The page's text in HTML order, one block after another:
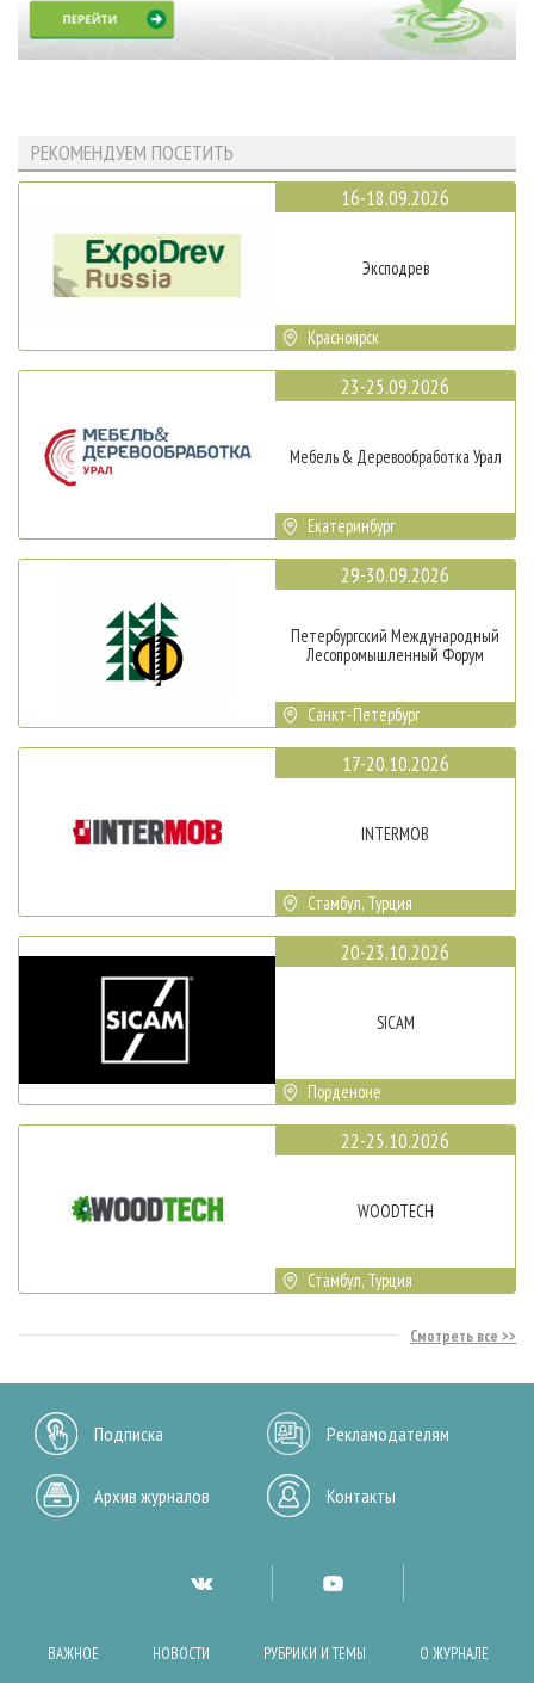
РЕКОМЕНДУЕМ ПОСЕТИТЬ
16-18.09.2026
Эксподрев
Красноярск
23-25.09.2026
Мебель & Деревообработка Урал
Екатеринбург
29-30.09.2026
Петербургский Международный
Лесопромышленный Форум
Санкт-Петербург
17-20.10.2026
INTERMOB
Стамбул, Турция
20-23.10.2026
SICAM
Порденоне
22-25.10.2026
WOODTECH
Стамбул, Турция
Смотреть все
Подписка Рекламодателям
Архив журналов Контакты
ВАЖНОЕ НОВОСТИ РУБРИКИ И ТЕМЫ О ЖУРНАЛЕ